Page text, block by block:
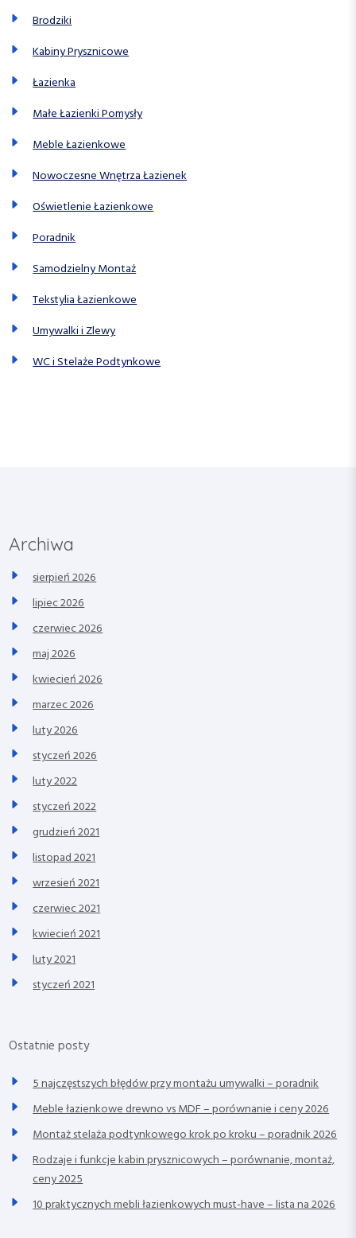
Brodziki
Kabiny Prysznicowe
Łazienka
Małe Łazienki Pomysły
Meble Łazienkowe
Nowoczesne Wnętrza Łazienek
Oświetlenie Łazienkowe
Poradnik
Samodzielny Montaż
Tekstylia Łazienkowe
Umywalki i Zlewy
WC i Stelaże Podtynkowe
Archiwa
sierpień 2026
lipiec 2026
czerwiec 2026
maj 2026
kwiecień 2026
marzec 2026
luty 2026
styczeń 2026
luty 2022
styczeń 2022
grudzień 2021
listopad 2021
wrzesień 2021
czerwiec 2021
kwiecień 2021
luty 2021
styczeń 2021
Ostatnie posty
5 najczęstszych błędów przy montażu umywalki – poradnik
Meble łazienkowe drewno vs MDF – porównanie i ceny 2026
Montaż stelaża podtynkowego krok po kroku – poradnik 2026
Rodzaje i funkcje kabin prysznicowych – porównanie, montaż,
ceny 2025
10 praktycznych mebli łazienkowych must-have – lista na 2026